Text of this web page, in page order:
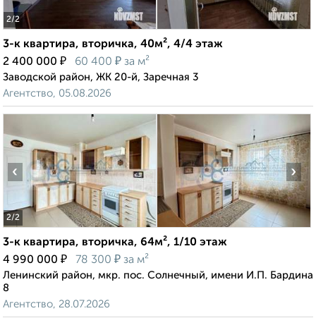
2/2
3-к квартира, вторичка, 40м², 4/4 этаж
2 400 000 ₽ 60 400 ₽ за м²
Заводской район, ЖК 20-й, Заречная 3
Агентство, 05.08.2026
2/2
‹ ›
3-к квартира, вторичка, 64м², 1/10 этаж
4 990 000 ₽ 78 300 ₽ за м²
Ленинский район, мкр. пос. Солнечный, имени И.П. Бардина
8
Агентство, 28.07.2026